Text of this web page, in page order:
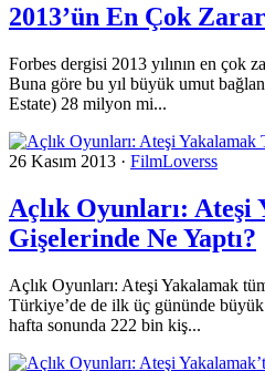
2013’ün En Çok
Forbes dergisi 2013 yılının en çok
Buna göre bu yıl büyük umut
Estate) 28 milyon mi...
26 Kasım 2013 · FilmLoverss
Açlık Oyunları:
Gişelerinde Ne Yaptı?
Açlık Oyunları: Ateşi Yakalamak
Türkiye’de de ilk üç gününde
hafta sonunda 222 bin kiş...